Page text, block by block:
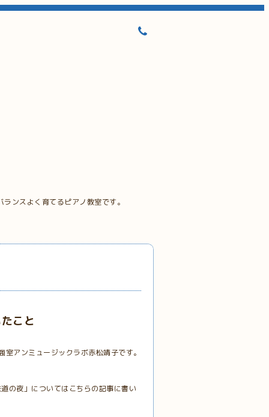
ンスよく育てるピアノ教室です。
こと
アンミュージックラボ赤松靖子です。
の夜」については こちらの記事に書い